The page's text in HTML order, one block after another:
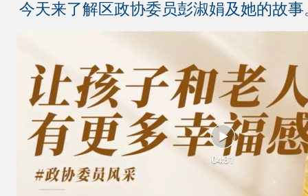
今天来了解区政协委员彭淑娟及她的故事